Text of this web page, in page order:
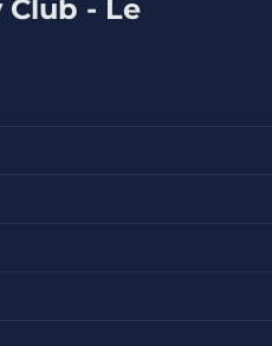
Club - Le